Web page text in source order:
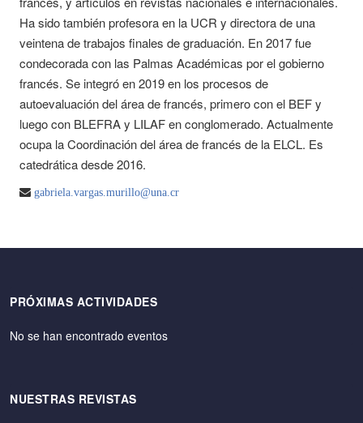
Ha sido también profesora en la UCR y directora de una
veintena de trabajos finales de graduación. En 2017 fue
condecorada con las Palmas Académicas por el gobierno
francés. Se integró en 2019 en los procesos de
autoevaluación del área de francés, primero con el BEF y
luego con BLEFRA y LILAF en conglomerado. Actualmente
ocupa la Coordinación del área de francés de la ELCL. Es
catedrática desde 2016.
gabriela.vargas.murillo@una.cr
PRÓXIMAS ACTIVIDADES
No se han encontrado eventos
NUESTRAS REVISTAS